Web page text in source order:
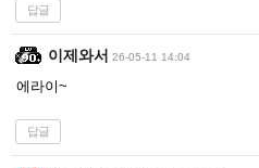
답글
이제와서 26-05-11 14:04
에라이~
답글